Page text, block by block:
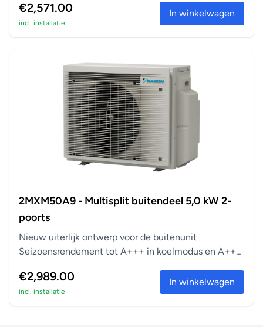
€2,571.00
incl. installatie
In winkelwagen
2MXM50A9 - Multisplit buitendeel 5,0 kW 2-
poorts
Nieuw uiterlijk ontwerp voor de buitenunit
Seizoensrendement tot A+++ in koelmodus en A++
€2,989.00
incl. installatie
In winkelwagen